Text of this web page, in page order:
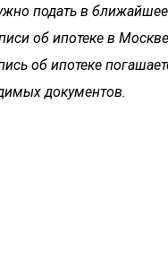
подать в
об ипотеке в
об ипотеке
документов.